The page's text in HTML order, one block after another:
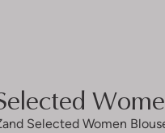
Selected Women